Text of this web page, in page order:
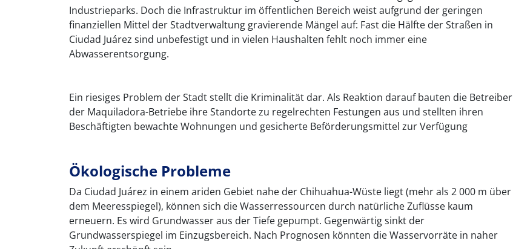
Industrieparks. Doch die Infrastruktur im öffentlichen Bereich weist aufgrund der geringen
finanziellen Mittel der Stadtverwaltung gravierende Mängel auf: Fast die Hälfte der Straßen in
Ciudad Juárez sind unbefestigt und in vielen Haushalten fehlt noch immer eine
Abwasserentsorgung.
Ein riesiges Problem der Stadt stellt die Kriminalität dar. Als Reaktion darauf bauten die Betreiber
der Maquiladora-Betriebe ihre Standorte zu regelrechten Festungen aus und stellten ihren
Beschäftigten bewachte Wohnungen und gesicherte Beförderungsmittel zur Verfügung
Ökologische Probleme
Da Ciudad Juárez in einem ariden Gebiet nahe der Chihuahua-Wüste liegt (mehr als 2 000 m über
dem Meeresspiegel), können sich die Wasserressourcen durch natürliche Zuflüsse kaum
erneuern. Es wird Grundwasser aus der Tiefe gepumpt. Gegenwärtig sinkt der
Grundwasserspiegel im Einzugsbereich. Nach Prognosen könnten die Wasservorräte in naher